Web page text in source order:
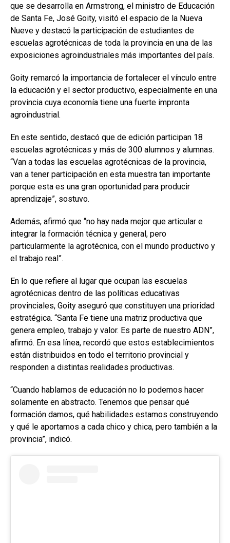
que se desarrolla en Armstrong, el ministro de Educación
de Santa Fe, José Goity, visitó el espacio de la Nueva
Nueve y destacó la participación de estudiantes de
escuelas agrotécnicas de toda la provincia en una de las
exposiciones agroindustriales más importantes del país.
Goity remarcó la importancia de fortalecer el vínculo entre
la educación y el sector productivo, especialmente en una
provincia cuya economía tiene una fuerte impronta
agroindustrial.
En este sentido, destacó que de edición participan 18
escuelas agrotécnicas y más de 300 alumnos y alumnas.
“Van a todas las escuelas agrotécnicas de la provincia,
van a tener participación en esta muestra tan importante
porque esta es una gran oportunidad para producir
aprendizaje”, sostuvo.
Además, afirmó que “no hay nada mejor que articular e
integrar la formación técnica y general, pero
particularmente la agrotécnica, con el mundo productivo y
el trabajo real”.
En lo que refiere al lugar que ocupan las escuelas
agrotécnicas dentro de las políticas educativas
provinciales, Goity aseguró que constituyen una prioridad
estratégica. “Santa Fe tiene una matriz productiva que
genera empleo, trabajo y valor. Es parte de nuestro ADN”,
afirmó. En esa línea, recordó que estos establecimientos
están distribuidos en todo el territorio provincial y
responden a distintas realidades productivas.
“Cuando hablamos de educación no lo podemos hacer
solamente en abstracto. Tenemos que pensar qué
formación damos, qué habilidades estamos construyendo
y qué le aportamos a cada chico y chica, pero también a la
provincia”, indicó.